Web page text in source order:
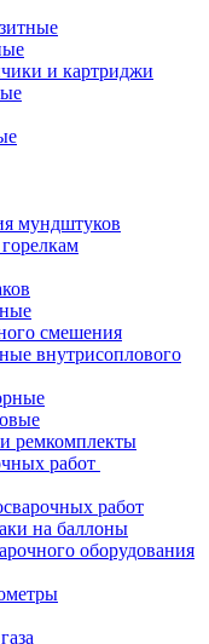
и картриджи
мундштуков
смешения
внутрисоплового
ремкомплекты
работ
работ
на баллоны
оборудования